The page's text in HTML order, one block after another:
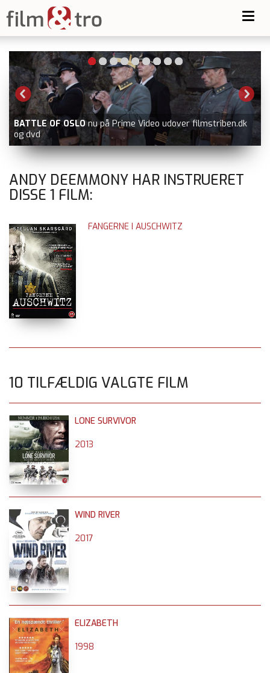
BATTLE OF OSLO nu på Prime Video udover filmstriben.dk
og dvd
ANDY DEEMMONY HAR INSTRUERET
DISSE 1 FILM:
FANGERNE I AUSCHWITZ
10 TILFÆLDIG VALGTE FILM
LONE SURVIVOR
2013
WIND RIVER
2017
ELIZABETH
1998